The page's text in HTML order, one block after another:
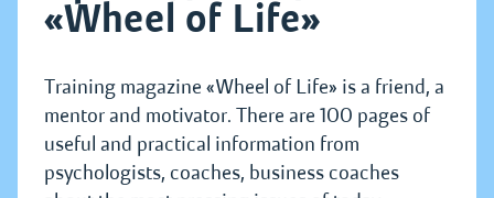
«Wheel of Life»
Training magazine «Wheel of Life» is a friend, a
mentor and motivator. There are 100 pages of
useful and practical information from
psychologists, coaches, business coaches